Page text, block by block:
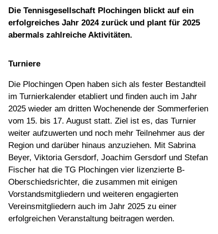
Turniere
Verein
Mannschaften
Jugend
Training
Gaststätte
Die Tennisgesellschaft Plochingen blickt auf ein
erfolgreiches Jahr 2024 zurück und plant für 2025
abermals zahlreiche Aktivitäten.
Turniere
Die Plochingen Open haben sich als fester Bestandteil
im Turnierkalender etabliert und finden auch im Jahr
2025 wieder am dritten Wochenende der Sommerferien
vom 15. bis 17. August statt. Ziel ist es, das Turnier
weiter aufzuwerten und noch mehr Teilnehmer aus der
Region und darüber hinaus anzuziehen. Mit Sabrina
Beyer, Viktoria Gersdorf, Joachim Gersdorf und Stefan
Fischer hat die TG Plochingen vier lizenzierte B-
Oberschiedsrichter, die zusammen mit einigen
Vorstandsmitgliedern und weiteren engagierten
Vereinsmitgliedern auch im Jahr 2025 zu einer
erfolgreichen Veranstaltung beitragen werden.